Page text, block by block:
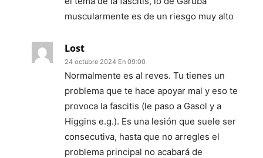
muscularmente es de un riesgo muy alto
Lost
24 octubre 2024 En 09:00
Normalmente es al reves. Tu tienes un
problema que te hace apoyar mal y eso te
provoca la fascitis (le paso a Gasol y a
Higgins e.g.). Es una lesión que suele ser
consecutiva, hasta que no arregles el
problema principal no acabará de